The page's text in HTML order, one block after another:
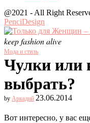
@2021 - All Right
PenciDesign
keep fashion alive
Мода и стиль
Чулки или
выбрать?
by Аркадий 23.06.2014
Вот интересно, у вас